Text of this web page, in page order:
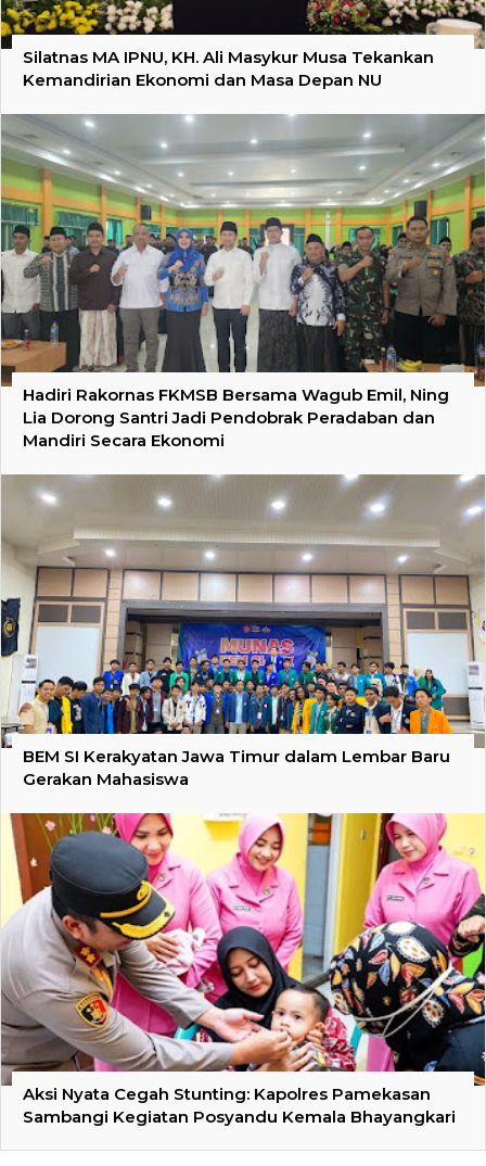
Silatnas MA IPNU, KH. Ali Masykur Musa Tekankan
Kemandirian Ekonomi dan Masa Depan NU
Hadiri Rakornas FKMSB Bersama Wagub Emil, Ning
Lia Dorong Santri Jadi Pendobrak Peradaban dan
Mandiri Secara Ekonomi
BEM SI Kerakyatan Jawa Timur dalam Lembar Baru
Gerakan Mahasiswa
Aksi Nyata Cegah Stunting: Kapolres Pamekasan
Sambangi Kegiatan Posyandu Kemala Bhayangkari